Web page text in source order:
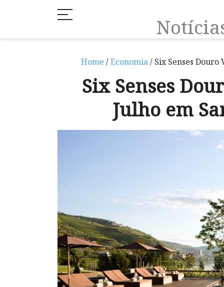
Home /Economia/ Six Senses Douro
Six Senses
Julho em